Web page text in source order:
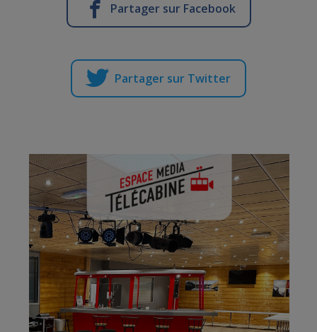
Partager sur Facebook
Partager sur Twitter